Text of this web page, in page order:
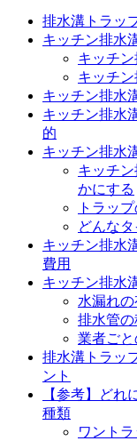
排水溝トラッ
キッチン排水
キッチ
キッチ
キッチン排水
キッチン排水
的
キッチン排水
キッチ
かにする
トラッ
どんな
キッチン排水
費用
キッチン排水
水漏れ
排水管
業者ご
排水溝トラッ
ント
【参考】ど
種類
ワントラ